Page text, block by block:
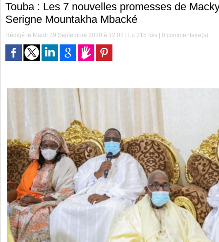
Touba : Les 7 nouvelles promesses de
Serigne Mountakha Mbacké
Rédigé le Mardi 29 Septembre 2020 à 12:02 | Lu 215 fois |0 commentaire(s)